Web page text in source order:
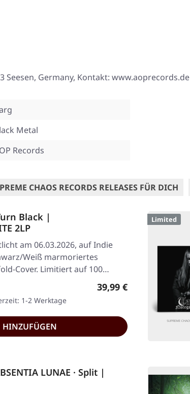
Seesen, Germany, Kontakt: www.aoprecords.de
Metal
Records
CHAOS RECORDS RELEASES FÜR DICH
Black |
2LP
am 06.03.2026, auf Indie
Weiß marmoriertes
Cover. Limitiert auf 100…
Regulärer Preis:
39,99 €
1-2 Werktage
HINZUFÜGEN
Limited
LUNAE · Split |